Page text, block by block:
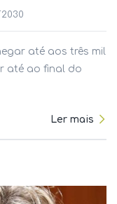
até aos três mil
até ao final do
Ler mais